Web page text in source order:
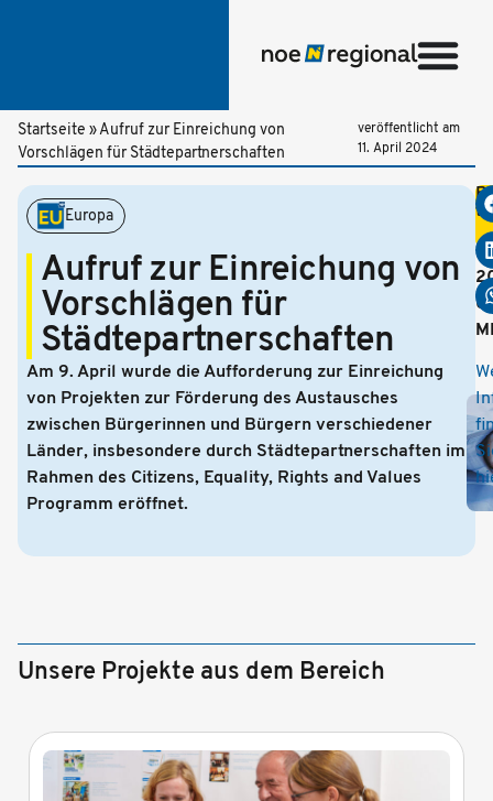
Startseite »Aufruf zur Einreichung von
Vorschlägen für Städtepartnerschaften
veröffentlicht am
11. April 2024
Europa
Aufruf zur Einreichung von
Vorschlägen für
Städtepartnerschaften
Am 9. April wurde die Aufforderung zur Einreichung
von Projekten zur Förderung des Austausches
zwischen Bürgerinnen und Bürgern verschiedener
Länder, insbesondere durch Städtepartnerschaften im
Rahmen des Citizens, Equality, Rights and Values
Programm eröffnet.
Unsere Projekte aus dem Bereich